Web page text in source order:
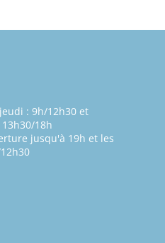
: 9h/12h30 et
18h
jusqu'à 19h et les